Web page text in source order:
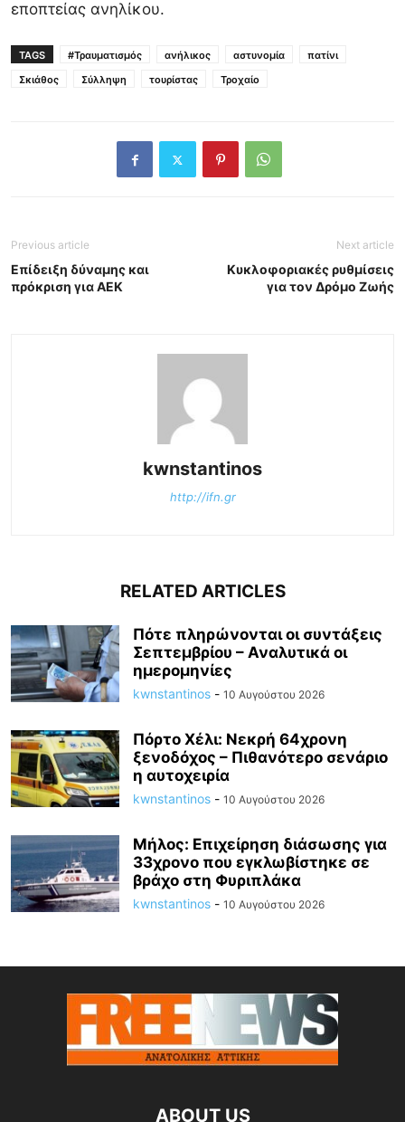
εποπτείας ανηλίκου.
TAGS #Τραυματισμός ανήλικος αστυνομία
πατίνι
Σκιάθος
Σύλληψη τουρίστας Τροχαίο
Previous article
Επίδειξη δύναμης και
πρόκριση για ΑΕΚ
Next article
Κυκλοφοριακές ρυθμίσεις
για τον Δρόμο Ζωής
kwnstantinos
http://ifn.gr
RELATED ARTICLES
Πότε πληρώνονται οι συντάξεις
Σεπτεμβρίου – Αναλυτικά οι
ημερομηνίες
kwnstantinos - 10 Αυγούστου 2026
Πόρτο Χέλι: Νεκρή 64χρονη
ξενοδόχος – Πιθανότερο σενάριο
η αυτοχειρία
kwnstantinos - 10 Αυγούστου 2026
Μήλος: Επιχείρηση διάσωσης για
33χρονο που εγκλωβίστηκε σε
βράχο στη Φυριπλάκα
kwnstantinos - 10 Αυγούστου 2026
ABOUT US